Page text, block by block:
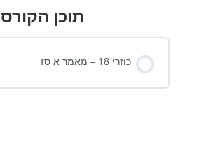
תוכן הקורס
כוזרי 18 – מאמר א סז